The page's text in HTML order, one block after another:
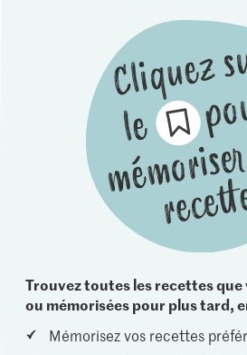
Trouvez toutes les recettes que
ou mémorisées pour plus tard,
Mémorisez vos recettes